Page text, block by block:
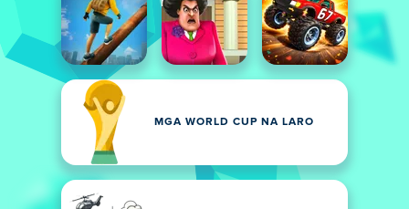
MGA WORLD CUP NA LARO